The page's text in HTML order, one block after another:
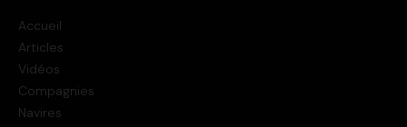
Accueil
Articles
Vidéos
Compagnies
Navires